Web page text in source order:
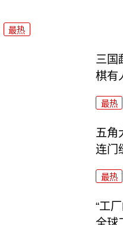
最热
三国
棋有
最热
五角
连门
最热
“工